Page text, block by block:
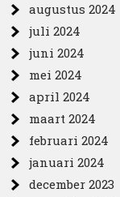
augustus 2024
juli 2024
juni 2024
mei 2024
april 2024
maart 2024
februari 2024
januari 2024
december 2023